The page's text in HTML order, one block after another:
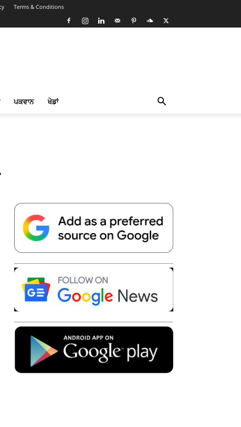
Terms & Conditions
ਪਕਵਾਨ ਖੇਡਾਂ
Telegram Copy URL